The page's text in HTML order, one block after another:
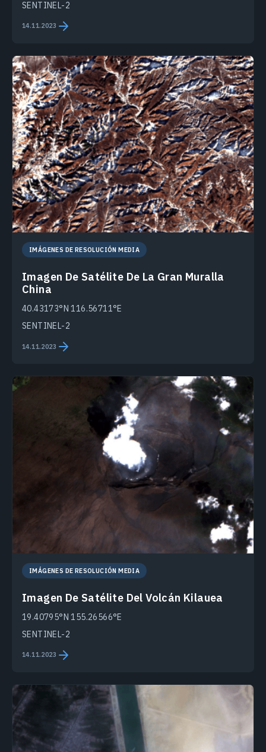
SENTINEL-2
14.11.2023
IMÁGENES DE RESOLUCIÓN MEDIA
Imagen De Satélite De La Gran Muralla
China
40.43173°N 116.56711°E
SENTINEL-2
14.11.2023
IMÁGENES DE RESOLUCIÓN MEDIA
Imagen De Satélite Del Volcán Kilauea
19.40795°N 155.26566°E
SENTINEL-2
14.11.2023